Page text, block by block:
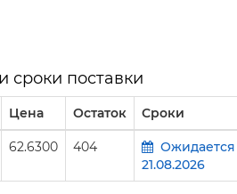
сроки поставки
Цена Остаток Сроки
62.6300 404
Ожидается
21.08.2026